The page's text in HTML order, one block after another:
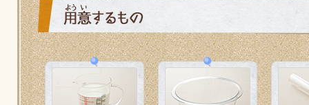
PIN印
三ツ判山吹
千夜
スペシャルサイト
MIM（ミツカンミュージアム）
お客様の声をいかしました
販売終了製品のご案内
よくあるご質問